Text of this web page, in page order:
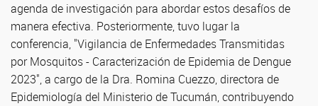
agenda de investigación para abordar estos desafíos de
manera efectiva. Posteriormente, tuvo lugar la
conferencia, "Vigilancia de Enfermedades Transmitidas
por Mosquitos - Caracterización de Epidemia de Dengue
2023", a cargo de la Dra. Romina Cuezzo, directora de
Epidemiología del Ministerio de Tucumán, contribuyendo